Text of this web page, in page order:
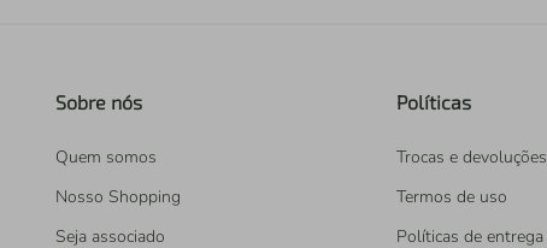
Sobre nós
Quem somos
Nosso Shopping
Seja associado
Políticas
Trocas e devoluções
Termos de uso
Políticas de entrega